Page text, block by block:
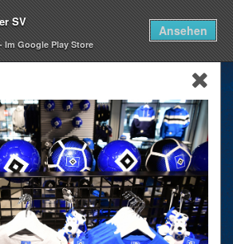
SV
Im Google Play Store
Ansehen